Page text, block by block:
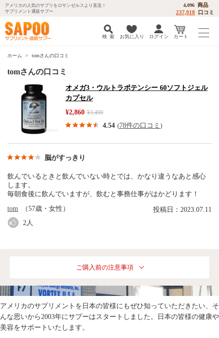
アメリカの人気のサプリをロサンゼルスより直送！
サプリメント通販サプー
4,096 商品
237,918 口コミ
検 索 お気に入り ログイン カート
ホーム tomさんの口コミ
tomさんの口コミ
オメガ3・ウルトラポテンシー 60ソフトジェル
カプセル
4.54 (78件の口コミ )
¥2,860 ¥3,490
脳がすっきり
飲んでいるときと飲んでいない時とでは、かなり違うなあと感心
します。
毎朝食後に飲んでいますが、飲むと事務仕事がはかどります！
投稿日：2023.07.11
tom （57歳・女性）
2 人
ご購入前の注意事項
アメリカのサプリメントを日本の皆様にもぜひ知っていただきたい、そ
んな思いから2003年にサプーはスタートしました。日本の皆様の健康や
美容をサポートいたします。